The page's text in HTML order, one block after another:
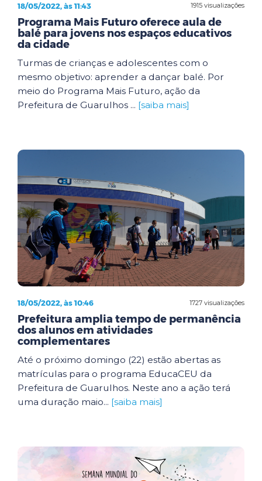
1915 visualizações
18/05/2022, às 11:43
Programa Mais Futuro oferece aula de
balé para jovens nos espaços educativos
da cidade
Turmas de crianças e adolescentes com o
mesmo objetivo: aprender a dançar balé. Por
meio do Programa Mais Futuro, ação da
Prefeitura de Guarulhos ... [saiba mais]
1727 visualizações
18/05/2022, às 10:46
Prefeitura amplia tempo de permanência
dos alunos em atividades
complementares
Até o próximo domingo (22) estão abertas as
matrículas para o programa EducaCEU da
Prefeitura de Guarulhos. Neste ano a ação terá
uma duração maio... [saiba mais]